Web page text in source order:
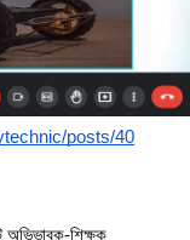
posts/40
অভিভাবক-শিক্ষক